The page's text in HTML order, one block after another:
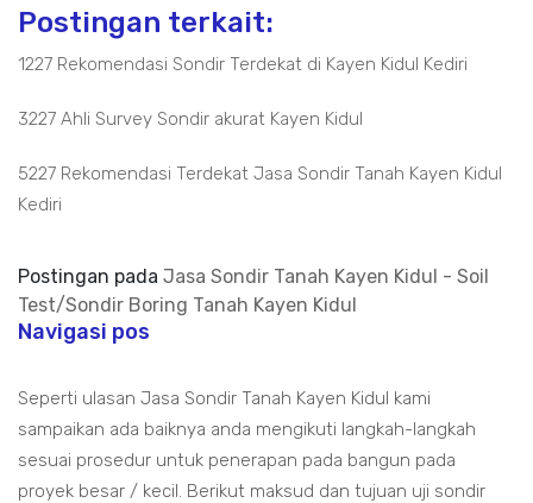
Postingan terkait:
1227 Rekomendasi Sondir Terdekat di Kayen Kidul Kediri
3227 Ahli Survey Sondir akurat Kayen Kidul
5227 Rekomendasi Terdekat Jasa Sondir Tanah Kayen Kidul
Kediri
Postingan pada Jasa Sondir Tanah Kayen Kidul - Soil
Test/Sondir Boring Tanah Kayen Kidul
Navigasi pos
Seperti ulasan Jasa Sondir Tanah Kayen Kidul kami
sampaikan ada baiknya anda mengikuti langkah-langkah
sesuai prosedur untuk penerapan pada bangun pada
proyek besar / kecil. Berikut maksud dan tujuan uji sondir